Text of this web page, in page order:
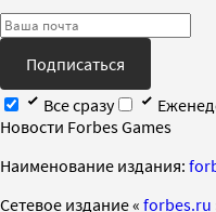
Подписаться
Все сразу
Новости Forbes Games
Наименование издания:
Cетевое издание « forbes.ru